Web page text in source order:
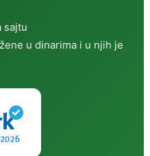
sajtu
u dinarima i u njih je